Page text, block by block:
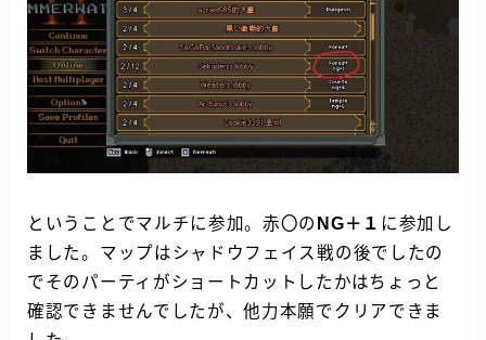
ということでマルチに参加。赤〇の NG＋１ に参加し
ました。マップはシャドウフェイス戦の後でしたの
でそのパーティがショートカットしたかはちょっと
確認できませんでしたが、他力本願でクリアできま